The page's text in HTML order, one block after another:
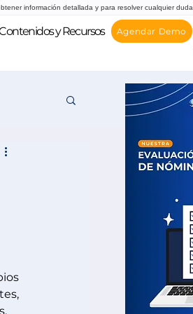
y Recursos Agendar Demo
información detallada y para resolver cualquier duda.